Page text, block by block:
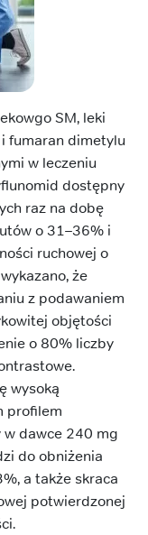
SM, leki
fumaran dimetylu
w leczeniu
dostępny
raz na dobę
o 31–36% i
ruchowej o
że
z podawaniem
objętości
o 80% liczby
wysoką
profilem
w dawce 240 mg
do obniżenia
a także skraca
potwierdzonej